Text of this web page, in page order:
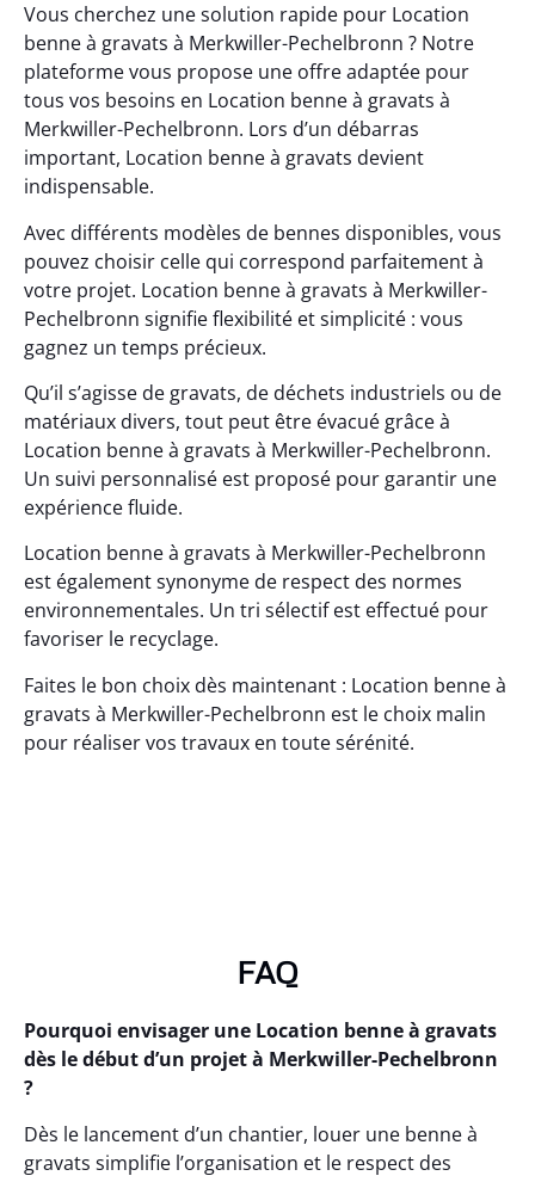
Vous cherchez une solution rapide pour Location
benne à gravats à Merkwiller-Pechelbronn ? Notre
plateforme vous propose une offre adaptée pour
tous vos besoins en Location benne à gravats à
Merkwiller-Pechelbronn. Lors d’un débarras
important, Location benne à gravats devient
indispensable.
Avec différents modèles de bennes disponibles, vous
pouvez choisir celle qui correspond parfaitement à
votre projet. Location benne à gravats à Merkwiller-
Pechelbronn signifie flexibilité et simplicité : vous
gagnez un temps précieux.
Qu’il s’agisse de gravats, de déchets industriels ou de
matériaux divers, tout peut être évacué grâce à
Location benne à gravats à Merkwiller-Pechelbronn.
Un suivi personnalisé est proposé pour garantir une
expérience fluide.
Location benne à gravats à Merkwiller-Pechelbronn
est également synonyme de respect des normes
environnementales. Un tri sélectif est effectué pour
favoriser le recyclage.
Faites le bon choix dès maintenant : Location benne à
gravats à Merkwiller-Pechelbronn est le choix malin
pour réaliser vos travaux en toute sérénité.
FAQ
Pourquoi envisager une Location benne à gravats
dès le début d’un projet à Merkwiller-Pechelbronn
?
Dès le lancement d’un chantier, louer une benne à
gravats simplifie l’organisation et le respect des